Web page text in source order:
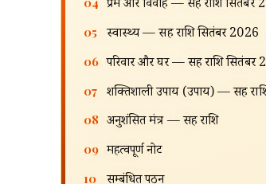
प्रेम और विवाह — सिंह राशि सितंबर
05 स्वास्थ्य — सिंह राशि सितंबर 2026
06 परिवार और घर — सिंह राशि सितंबर
07 शक्तिशाली उपाय (उपाय) — सिंह
08 अनुशंसित मंत्र — सिंह राशि
09 महत्वपूर्ण नोट
10